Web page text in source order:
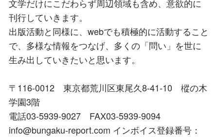
文学だけにこだわらず周辺領域も含め、意欲的に
刊行していきます。
出版活動と同様に、webでも積極的に活動すること
で、多様な情報をつなげ、多くの「問い」を世に
生み出していきたいと思います。
〒116-0012 東京都荒川区東尾久8-41-10 樅の木
学園3階
電話03-5939-9027 FAX03-5939-9094
info@bungaku-report.com インボイス登録番号：